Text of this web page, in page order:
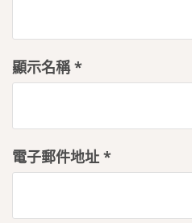
顯示名稱*
電子郵件地址 *